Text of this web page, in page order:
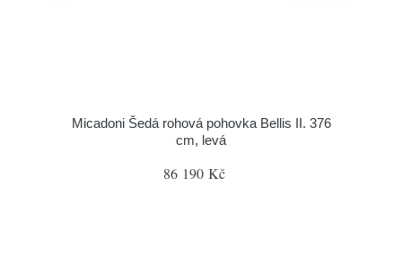
Micadoni Šedá rohová pohovka Bellis II. 376
cm, levá
86 190 Kč